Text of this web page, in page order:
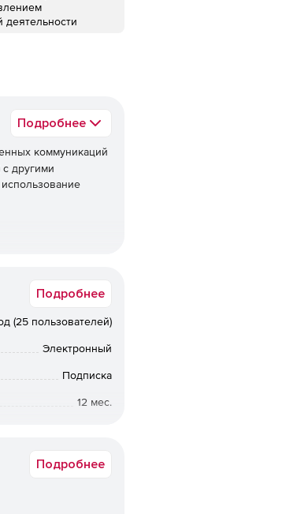
деятельности
Подробнее
коммуникаций
другими
Подробнее
(25 пользователей)
Электронный
Подписка
12 мес.
Подробнее